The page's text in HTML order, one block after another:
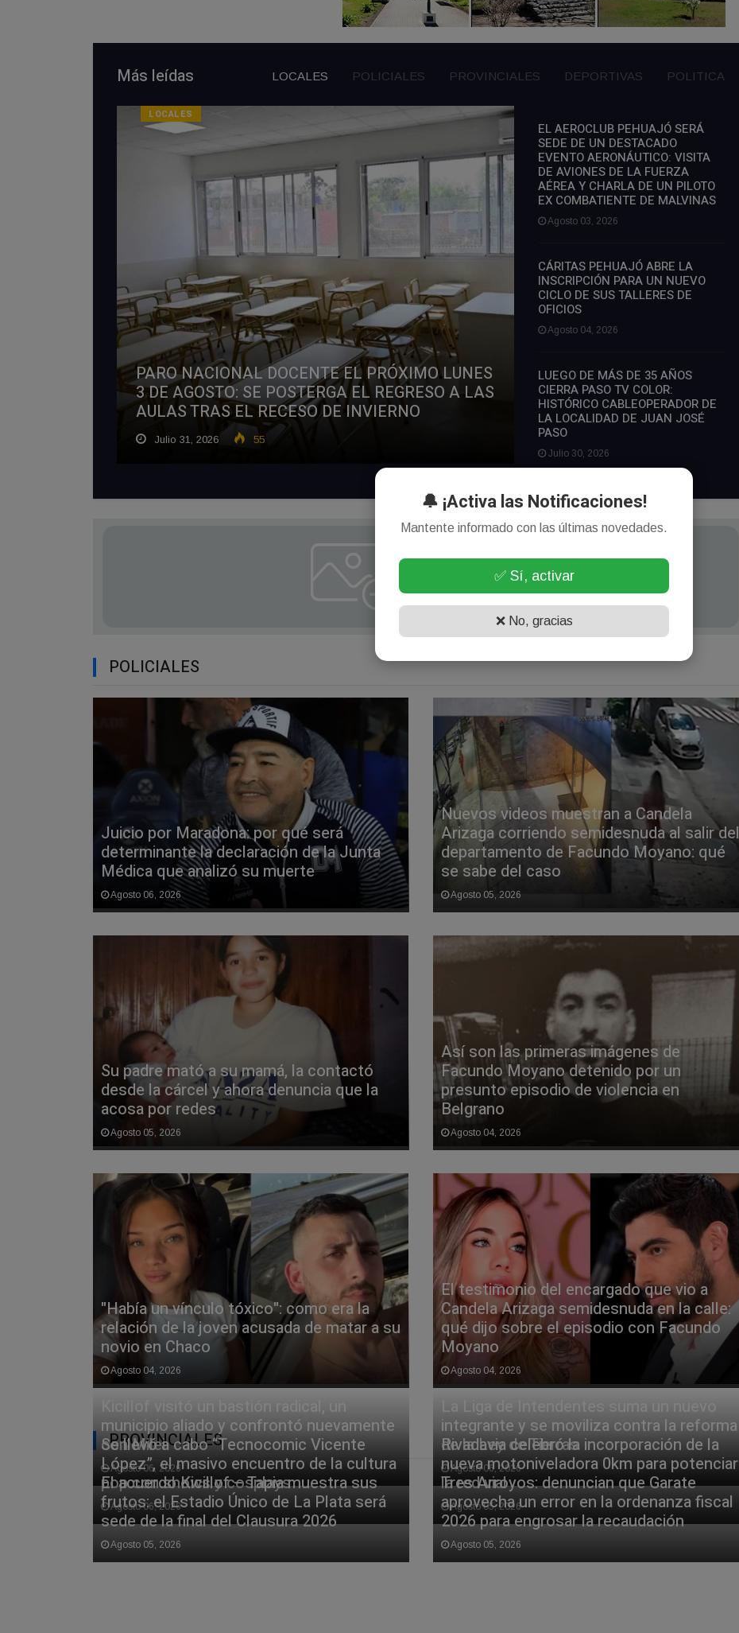
Más leídas LOCALES POLICIALES PROVINCIALES DEPORTIVAS POLITICA
LOCALES
PARO NACIONAL DOCENTE EL PRÓXIMO LUNES
3 DE AGOSTO: SE POSTERGA EL REGRESO A LAS
AULAS TRAS EL RECESO DE INVIERNO
Julio 31, 2026 55
EL AEROCLUB PEHUAJÓ SERÁ
SEDE DE UN DESTACADO
EVENTO AERONÁUTICO: VISITA
DE AVIONES DE LA FUERZA
AÉREA Y CHARLA DE UN PILOTO
EX COMBATIENTE DE MALVINAS
Agosto 03, 2026
CÁRITAS PEHUAJÓ ABRE LA
INSCRIPCIÓN PARA UN NUEVO
CICLO DE SUS TALLERES DE
OFICIOS
Agosto 04, 2026
LUEGO DE MÁS DE 35 AÑOS
CIERRA PASO TV COLOR:
HISTÓRICO CABLEOPERADOR DE
LA LOCALIDAD DE JUAN JOSÉ
PASO
Julio 30, 2026
POLICIALES
Juicio por Maradona: por qué será
determinante la declaración de la Junta
Médica que analizó su muerte
Agosto 06, 2026
Nuevos videos muestran a Candela
Arizaga corriendo semidesnuda al salir del
departamento de Facundo Moyano: qué
se sabe del caso
Agosto 05, 2026
Su padre mató a su mamá, la contactó
desde la cárcel y ahora denuncia que la
acosa por redes
Agosto 05, 2026
Así son las primeras imágenes de
Facundo Moyano detenido por un
presunto episodio de violencia en
Belgrano
Agosto 04, 2026
"Había un vínculo tóxico": como era la
relación de la joven acusada de matar a su
novio en Chaco
Agosto 04, 2026
El testimonio del encargado que vio a
Candela Arizaga semidesnuda en la calle:
qué dijo sobre el episodio con Facundo
Moyano
Agosto 04, 2026
PROVINCIALES
Kicillof visitó un bastión radical, un
municipio aliado y confrontó nuevamente
con Milei
Agosto 06, 2026
La Liga de Intendentes suma un nuevo
integrante y se moviliza contra la reforma
de la Ley de Tierras
Agosto 06, 2026
Se llevó a cabo “Tecnocomic Vicente
López”, el masivo encuentro de la cultura
pop con shows y cosplays
Agosto 06, 2026
Rivadavia celebró la incorporación de la
nueva motoniveladora 0km para potenciar
la red vial
Agosto 05, 2026
El acuerdo Kicillof – Tapia muestra sus
frutos: el Estadio Único de La Plata será
sede de la final del Clausura 2026
Agosto 05, 2026
Tres Arroyos: denuncian que Garate
aprovecha un error en la ordenanza fiscal
2026 para engrosar la recaudación
Agosto 05, 2026
🔔 ¡Activa las Notificaciones!
Mantente informado con las últimas novedades.
✅ Sí, activar
❌ No, gracias